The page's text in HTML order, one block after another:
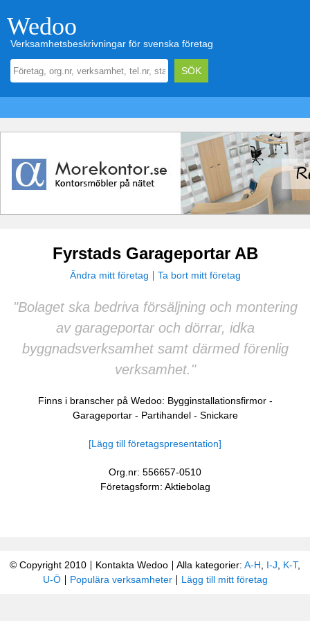
Wedoo
Verksamhetsbeskrivningar för svenska företag
Fyrstads Garageportar AB
Ändra mitt företag Ta bort mitt företag
"Bolaget ska bedriva försäljning och montering
av garageportar och dörrar, idka
byggnadsverksamhet samt därmed förenlig
verksamhet."
Finns i branscher på Wedoo: Bygginstallationsfirmor-
Garageportar- Partihandel- Snickare
[Lägg till företagspresentation]
Org.nr: 556657-0510
Företagsform: Aktiebolag
© Copyright 2010 Kontakta Wedoo Alla kategorier: A-H I-J K-T,
U-Ö
Populära verksamheter Lägg till mitt företag